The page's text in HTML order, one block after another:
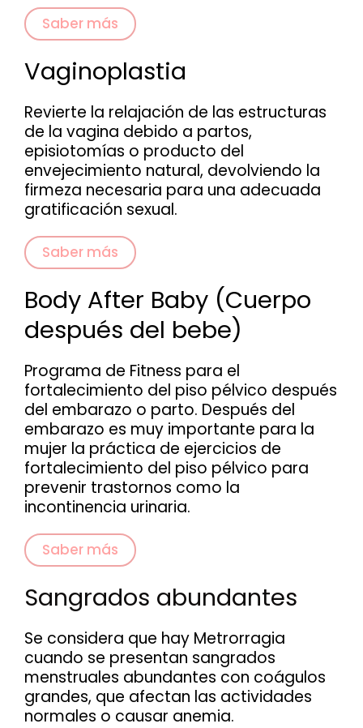
Saber más
Vaginoplastia
Revierte la relajación de las estructuras
de la vagina debido a partos,
episiotomías o producto del
envejecimiento natural, devolviendo la
firmeza necesaria para una adecuada
gratificación sexual.
Saber más
Body After Baby (Cuerpo
después del bebe)
Programa de Fitness para el
fortalecimiento del piso pélvico después
del embarazo o parto. Después del
embarazo es muy importante para la
mujer la práctica de ejercicios de
fortalecimiento del piso pélvico para
prevenir trastornos como la
incontinencia urinaria.
Saber más
Sangrados abundantes
Se considera que hay Metrorragia
cuando se presentan sangrados
menstruales abundantes con coágulos
grandes, que afectan las actividades
normales o causar anemia.